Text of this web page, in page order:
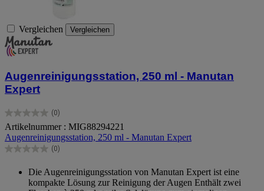
Vergleichen Vergleichen
Augenreinigungsstation, 250 ml - Manutan
Expert
(0)
0.0
von
5
Sternen.
Artikelnummer : MIG88294221
Augenreinigungsstation, 250 ml - Manutan Expert
(0)
0.0
Sternen.
Die Augenreinigungsstation von Manutan Expert ist eine
kompakte Lösung zur Reinigung der Augen Enthält zwei